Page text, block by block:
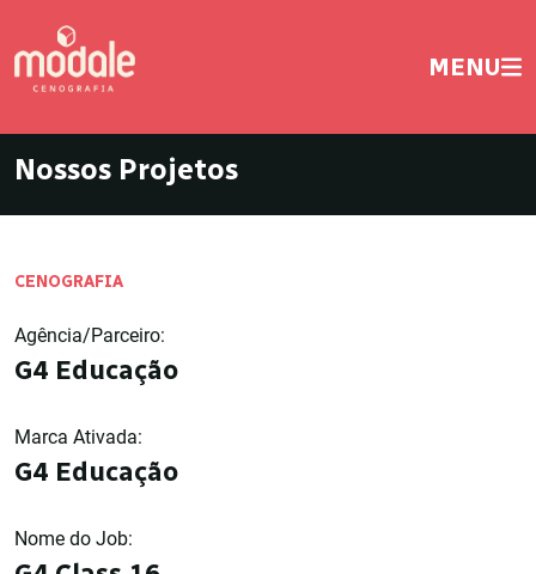
MENU
Nossos Projetos
CENOGRAFIA
Agência/Parceiro:
G4 Educação
Marca Ativada:
G4 Educação
Nome do Job: